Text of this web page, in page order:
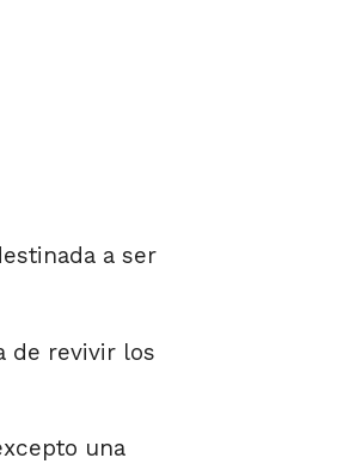
a ser
de revivir los
una